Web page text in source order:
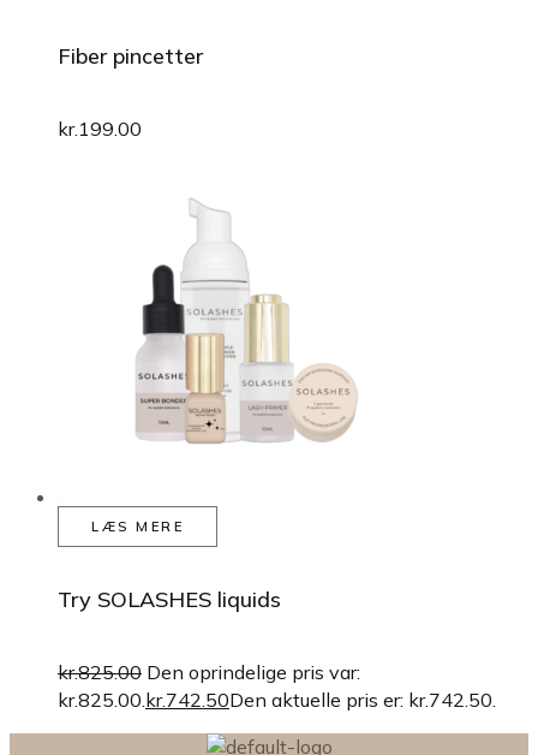
Fiber pincetter
kr. 199.00
LÆS MERE
Try SOLASHES liquids
kr.825.00 Den oprindelige pris var:
kr.825.00. kr.742.50Den aktuelle pris er: kr.742.50.